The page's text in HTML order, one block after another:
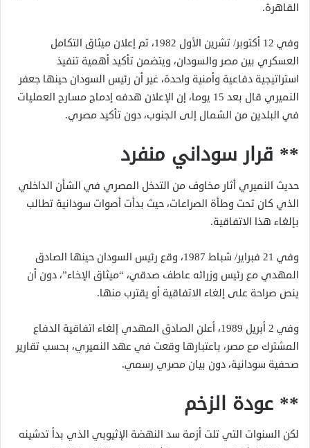
القاهرة.
وفي 12 أكتوبر/ تشرين الأول 1982، تم إعلان ميثاق التكامل
العسكري بين مصر والسودان، ويتضمن تأكيد أهمية تنفيذ
استراتيجية دفاعية وأمنية واحدة، غير أن رئيس السودان حينها جعفر
النميري قال بعد 15 يوما، إن الإعلان هدفه إدماج مسارح العمليات
في البلدين من الشمال إلى الجنوب، دون تأكيد مصري.
** قرار سوداني منفرد
حديث النميري أثار مخاوف من التدخل المصري في الشأن الداخلي
الذي كان تحت وطأة الصراعات، حيث بدأت أصوات سودانية تطالب
بإلغاء هذا الاتفاقية.
وفي 21 فبراير/ شباط 1987، وقع رئيس السودان حينها الصادق
المهدي مع رئيس وزرائه عاطف صدقي، “ميثاق الإخاء”، دون أن
ينص صراحة على إلغاء الاتفاقية أو يقترب منها.
وفي 2 أبريل 1989، أعلن الصادق المهدي إلغاء اتفاقية الدفاع
المشترك مع مصر، باعتبارها وقعت في عهد النميري، بحسب تقارير
صحفية سودانية، دون بيان مصري رسمي.
** عودة الزخم
لكن السنوات التي تلت أزمة سد النهضة الإثيوبي الذي بدأ تدشينه